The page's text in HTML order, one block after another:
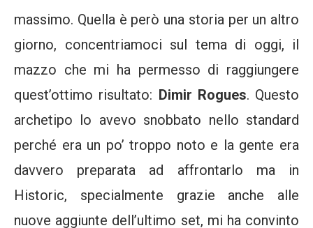
massimo. Quella è però una storia per un altro
giorno, concentriamoci sul tema di oggi, il
mazzo che mi ha permesso di raggiungere
quest’ottimo risultato: Dimir Rogues. Questo
archetipo lo avevo snobbato nello standard
perché era un po’ troppo noto e la gente era
davvero preparata ad affrontarlo ma in
Historic, specialmente grazie anche alle
nuove aggiunte dell’ultimo set, mi ha convinto